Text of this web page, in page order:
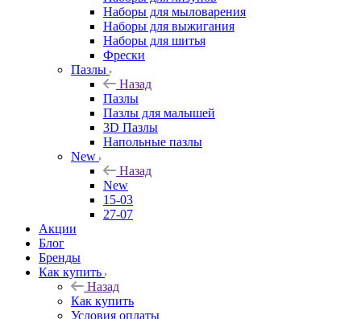
Наборы для мыловарения
Наборы для выжигания
Наборы для шитья
Фрески
Пазлы
Назад
Пазлы
Пазлы для малышей
3D Пазлы
Напольные пазлы
New
Назад
New
15-03
27-07
Акции
Блог
Бренды
Как купить
Назад
Как купить
Условия оплаты